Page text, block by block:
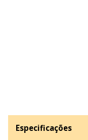
Especificações